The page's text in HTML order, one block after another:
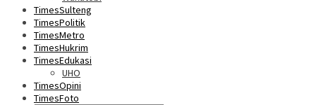
TimesSulteng
TimesPolitik
TimesMetro
TimesHukrim
TimesEdukasi
UHO
TimesOpini
TimesFoto